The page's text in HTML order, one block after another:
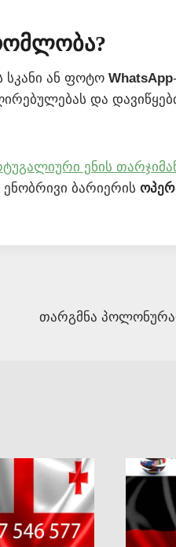
სკანი ან ფოტო WhatsApp
და
ენის
ბარიერის
თარგმნა